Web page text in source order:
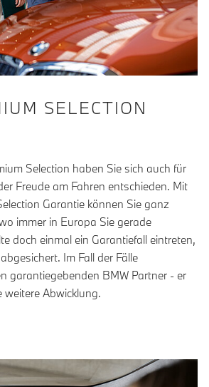
SELECTION
Selection haben Sie sich auch für
Freude am Fahren entschieden. Mit
Garantie können Sie ganz
immer in Europa Sie gerade
doch einmal ein Garantiefall eintreten,
Im Fall der Fälle
garantiegebenden BMW Partner - er
weitere Abwicklung.